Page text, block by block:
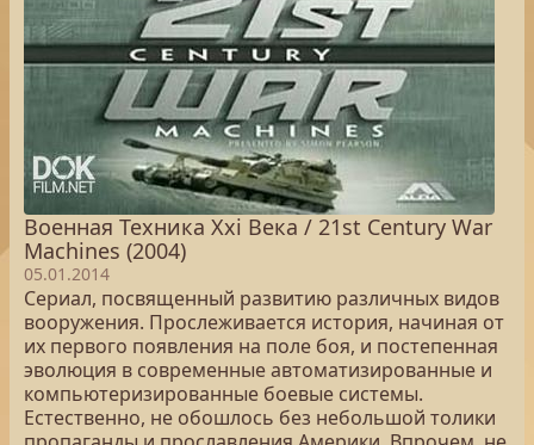
Военная Техника Xxi Века / 21st Century War
Machines (2004)
05.01.2014
Сериал, посвященный развитию различных видов
вооружения. Прослеживается история, начиная от
их первого появления на поле боя, и постепенная
эволюция в современные автоматизированные и
компьютеризированные боевые системы.
Естественно, не обошлось без небольшой толики